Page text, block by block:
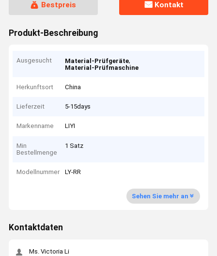
Bestpreis Kontakt
Produkt-Beschreibung
Ausgesucht Material-Prüfgeräte,
Material-Prüfmaschine
Herkunftsort China
Lieferzeit 5-15days
Markenname LIYI
Min
Bestellmenge
1 Satz
Modellnummer LY-RR
Sehen Sie mehr an
Kontaktdaten
Ms. Victoria Li